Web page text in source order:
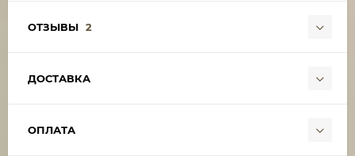
ОТЗЫВЫ 2
ДОСТАВКА
ОПЛАТА